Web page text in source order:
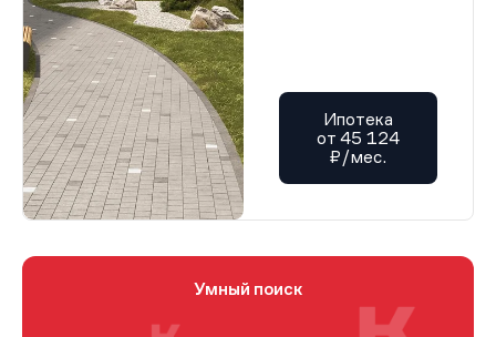
Ипотека
от 45 124
₽/мес.
Умный поиск